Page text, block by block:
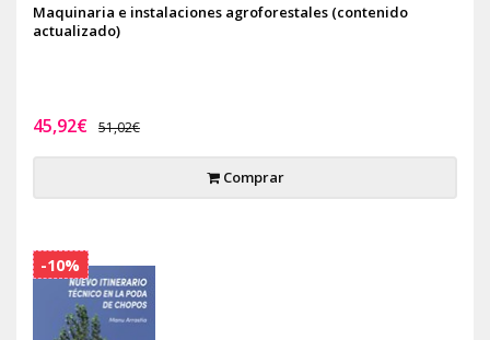
Maquinaria e instalaciones agroforestales (contenido
actualizado)
45,92€ 51,02€
Comprar
-10%